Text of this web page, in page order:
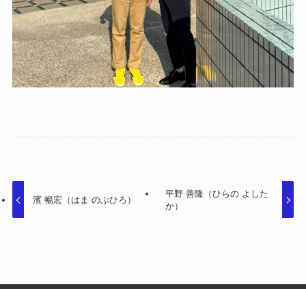
濱 暢宏（はま のぶひろ）
平野 善隆（ひらの よした
か）